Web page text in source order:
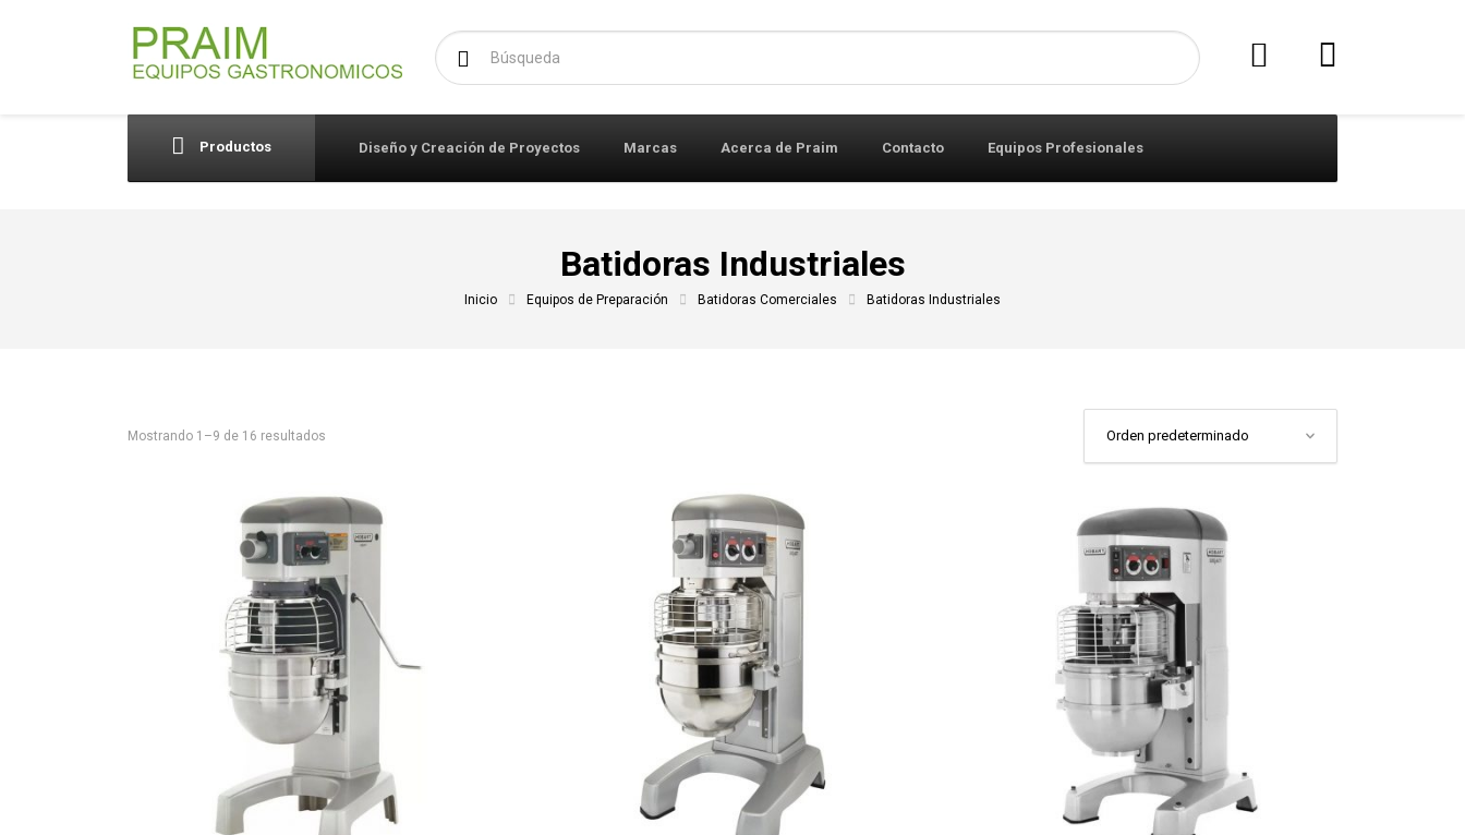
Buscar:
Productos Diseño y Creación de Proyectos Marcas Acerca de Praim Contacto Equipos Profesionales
Batidoras Industriales
Inicio Equipos de Preparación Batidoras Comerciales Batidoras Industriales
Mostrando 1–9 de 16 resultados